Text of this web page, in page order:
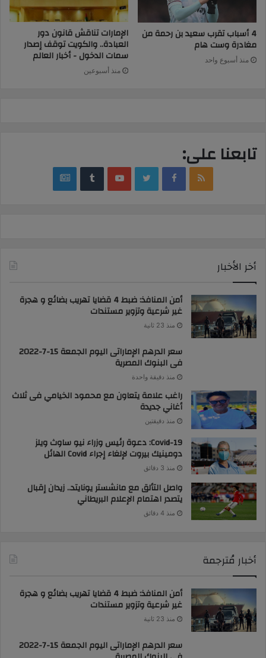
4 أسباب تقرب سعيد بن رحمة من
مغادرة وست هام
منذ أسبوع واحد
الإمارات تناقش قانون دور
العبادة.. والكويت توقف إصدار
سمات الدخول - أخبار العالم
منذ أسبوعين
تابعنا على:
RSS
Facebook
Twitter
YouTube
‏Tumblr
google
أخر الأخبار
أمن المنافذ: ضبط 4 قضايا تهريب بضائع و هجرة
غير شرعية وتزوير مستندات
منذ 23 ثانية
سعر الدرهم الإماراتى اليوم الجمعة 15-7-2022
فى البنوك المصرية
منذ دقيقة واحدة
راغب علامة يتعاون مع محمود الخيامي فى ثلاث
أغاني جديدة
منذ دقيقتين
Covid-19: دعوة رئيس وزراء نيو ساوث ويلز
دومينيك بيروت لإلغاء إجراء Covid الهائل
منذ 3 دقائق
واصل التألق مع مانشستر يونايتد.. زيدان إقبال
يتصدر اهتمام الإعلام البريطاني
منذ 4 دقائق
أخبار مُترجمة
أمن المنافذ: ضبط 4 قضايا تهريب بضائع و هجرة
غير شرعية وتزوير مستندات
منذ 23 ثانية
سعر الدرهم الإماراتى اليوم الجمعة 15-7-2022